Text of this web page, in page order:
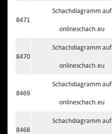
8471
Schachdiagramm auf
onlineschach.eu
8470
Schachdiagramm auf
onlineschach.eu
8469
Schachdiagramm auf
onlineschach.eu
8468
Schachdiagramm auf